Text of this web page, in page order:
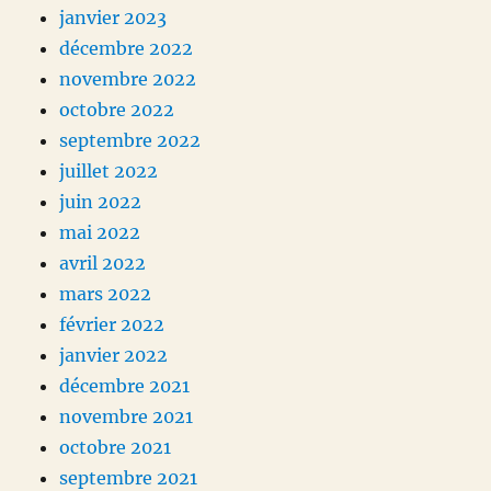
janvier 2023
décembre 2022
novembre 2022
octobre 2022
septembre 2022
juillet 2022
juin 2022
mai 2022
avril 2022
mars 2022
février 2022
janvier 2022
décembre 2021
novembre 2021
octobre 2021
septembre 2021